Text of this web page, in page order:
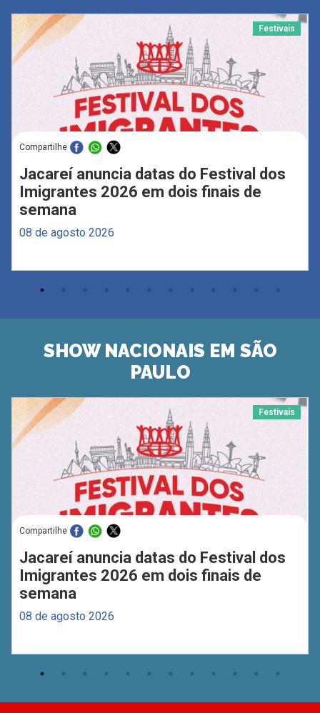
Festivais
Compartilhe
Jacareí anuncia datas do Festival dos
Imigrantes 2026 em dois finais de
semana
08 de agosto 2026
SHOW NACIONAIS EM SÃO
PAULO
Festivais
Compartilhe
Jacareí anuncia datas do Festival dos
Imigrantes 2026 em dois finais de
semana
08 de agosto 2026